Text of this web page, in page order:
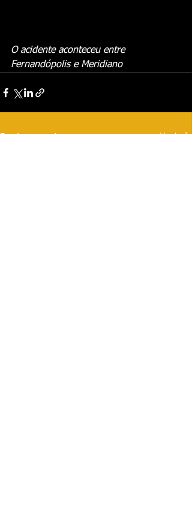
O acidente aconteceu entre
Fernandópolis e Meridiano
Ver tudo